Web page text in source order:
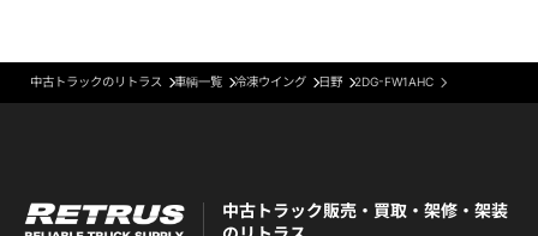
中古トラックのリトラス 車輌一覧 冷凍ウイング 日野 2DG-FW1AHC
中古トラック販売・買取・架修・架装